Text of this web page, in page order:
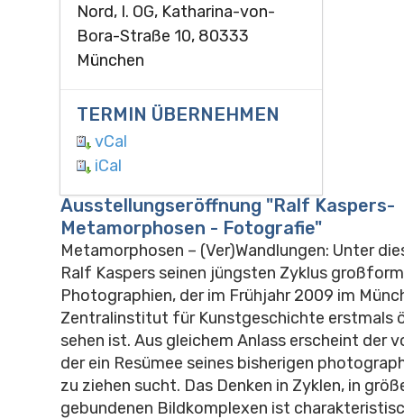
Nord, I. OG, Katharina-von-
Bora-Straße 10, 80333
München
TERMIN ÜBERNEHMEN
vCal
iCal
Ausstellungseröffnung "Ralf Kaspers-
Metamorphosen - Fotografie"
Metamorphosen – (Ver)Wandlungen: Unter
Ralf Kaspers seinen jüngsten Zyklus
Photographien, der im Frühjahr 2009 im
Zentralinstitut für Kunstgeschichte erstmals
sehen ist. Aus gleichem Anlass erscheint der
der ein Resümee seines bisherigen
zu ziehen sucht. Das Denken in Zyklen, in
gebundenen Bildkomplexen ist